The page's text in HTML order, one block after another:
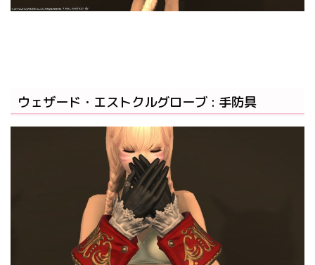
ウェザード・エストクルグローブ : 手防具